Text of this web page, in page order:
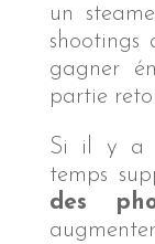
un
shootings
gagner
partie
Si il y a
temps
des